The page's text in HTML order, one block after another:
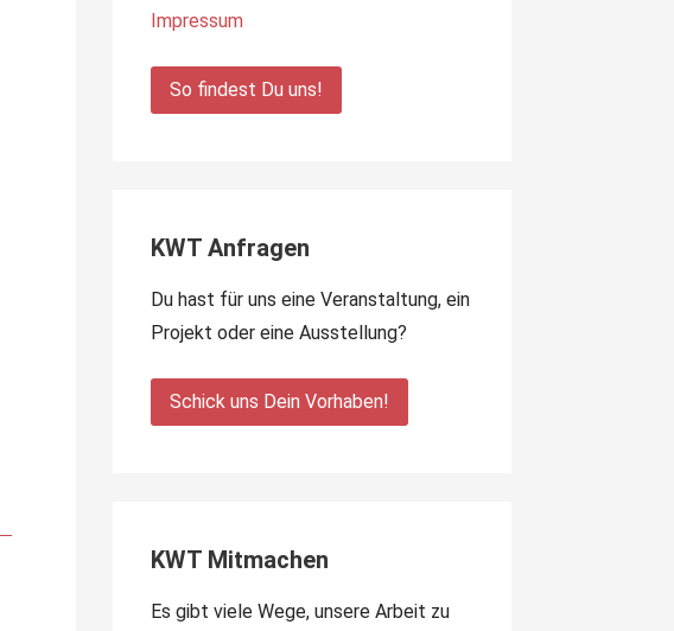
Impressum
So findest Du uns!
KWT Anfragen
Du hast für uns eine Veranstaltung, ein
Projekt oder eine Ausstellung?
Schick uns Dein Vorhaben!
KWT Mitmachen
Es gibt viele Wege, unsere Arbeit zu